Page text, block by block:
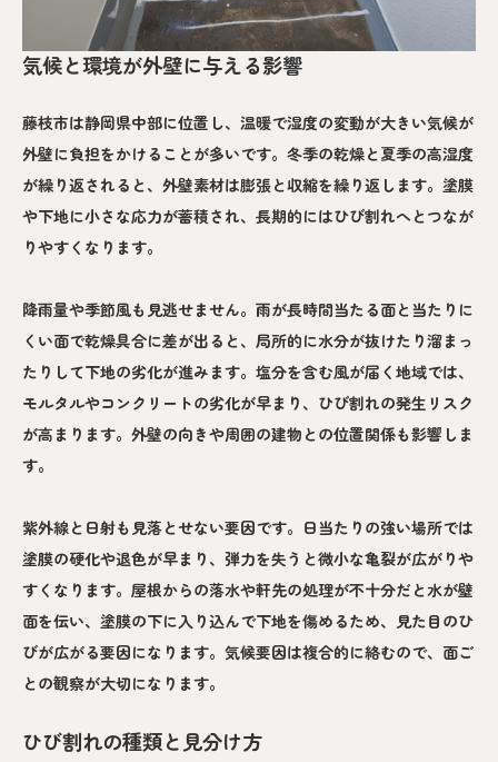
気候と環境が外壁に与える影響
藤枝市は静岡県中部に位置し、温暖で湿度の変動が大きい気候が
外壁に負担をかけることが多いです。冬季の乾燥と夏季の高湿度
が繰り返されると、外壁素材は膨張と収縮を繰り返します。塗膜
や下地に小さな応力が蓄積され、長期的にはひび割れへとつなが
りやすくなります。
降雨量や季節風も見逃せません。雨が長時間当たる面と当たりに
くい面で乾燥具合に差が出ると、局所的に水分が抜けたり溜まっ
たりして下地の劣化が進みます。塩分を含む風が届く地域では、
モルタルやコンクリートの劣化が早まり、ひび割れの発生リスク
が高まります。外壁の向きや周囲の建物との位置関係も影響しま
す。
紫外線と日射も見落とせない要因です。日当たりの強い場所では
塗膜の硬化や退色が早まり、弾力を失うと微小な亀裂が広がりや
すくなります。屋根からの落水や軒先の処理が不十分だと水が壁
面を伝い、塗膜の下に入り込んで下地を傷めるため、見た目のひ
びが広がる要因になります。気候要因は複合的に絡むので、面ご
との観察が大切になります。
ひび割れの種類と見分け方